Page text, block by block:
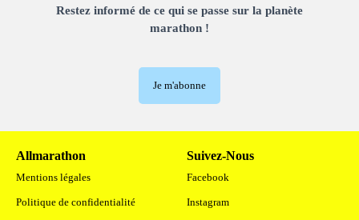
Restez informé de ce qui se passe sur la planète
marathon !
Je m'abonne
Allmarathon
Mentions légales
Politique de confidentialité
Suivez-Nous
Facebook
Instagram